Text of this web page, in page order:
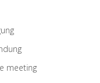
meeting